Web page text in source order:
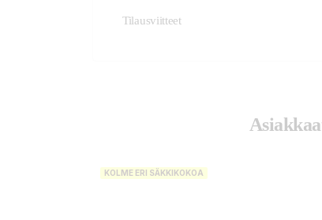
Tilausviitteet
KOLME ERI SÄKKIKOKOA